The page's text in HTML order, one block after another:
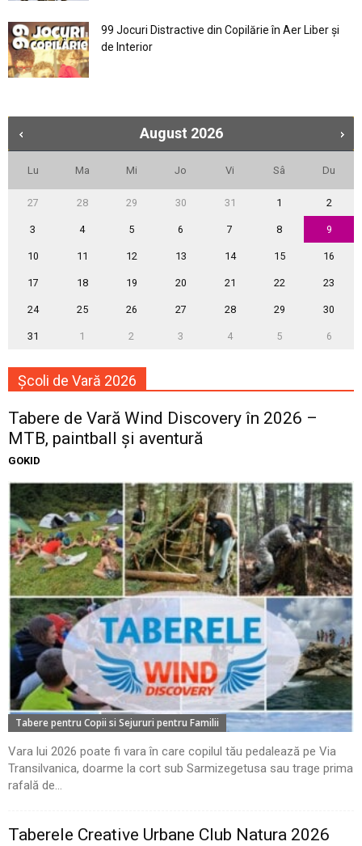
99 Jocuri Distractive din Copilărie în Aer Liber şi
de Interior
August 2026
Lu Ma Mi Jo Vi Sâ Du
27 28 29 30 31 1 2
3 4 5 6 7 8 9
10 11 12 13 14 15 16
17 18 19 20 21 22 23
24 25 26 27 28 29 30
31 1 2 3 4 5 6
Școli de Vară 2026
Tabere de Vară Wind Discovery în 2026 –
MTB, paintball și aventură
GOKID
Tabere pentru Copii si Sejururi pentru Familii
Vara lui 2026 poate fi vara în care copilul tău pedalează pe Via
Transilvanica, doarme la cort sub Sarmizegetusa sau trage prima
rafală de...
Taberele Creative Urbane Club Natura 2026